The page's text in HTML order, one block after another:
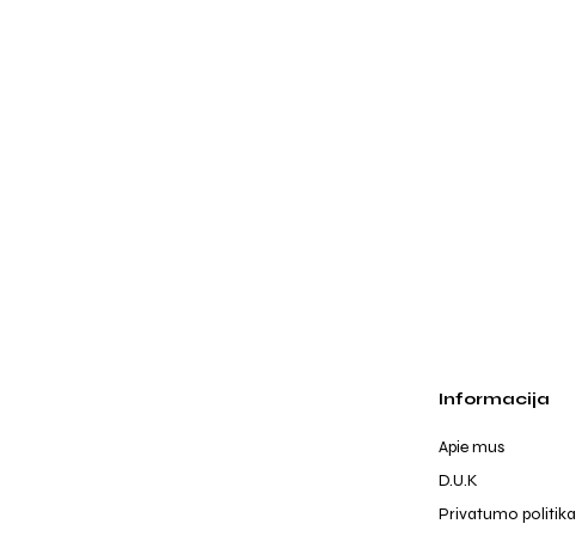
Informacija
Apie mus
D.U.K
Privatumo politika